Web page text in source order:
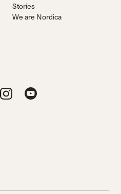
Stories
We are Nordica